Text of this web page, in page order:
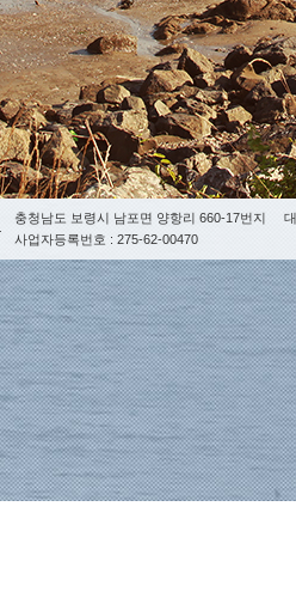
충청남도 보령시 남포면 양항리 660-17번지
사업자등록번호 : 275-62-00470